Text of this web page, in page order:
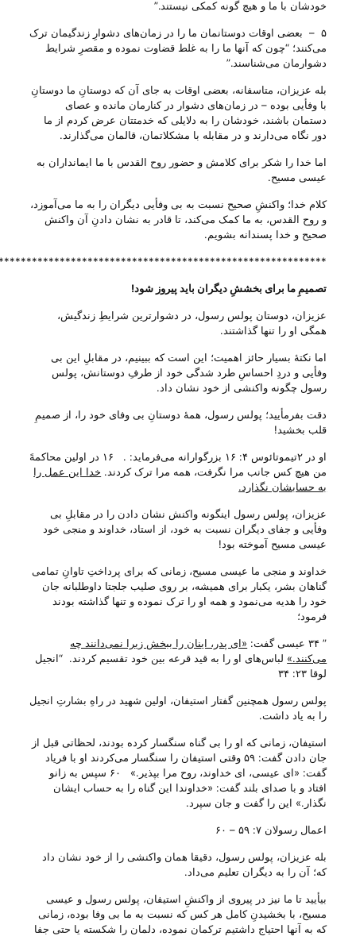
خودشان با ما و هیچ گونه کمکی نیستند.”
۵ – بعضی اوقات دوستانمان ما را در زمان‌های دشوارِ زندگیمان ترک
می‌‌کنند؛ “چون که آنها ما را به غلط قضاوت نموده و مقصرِ شرایط
دشوارمان می‌‌شناسند.”
بله عزیزان، متاسفانه، بعضی اوقات به جای آن که دوستانِ ما دوستانِ
با وفأیی بوده – در زمان‌های دشوار در کنارمان مانده و عصای
دستمان باشند، خودشان را به دلایلی که خدمتتان عرض کردم از ما
دور نگاه می‌‌دارند و در مقابله با مشکلاتمان، قالمان می‌‌گذارند.
اما خدا را شکر برای کلامش و حضور روح القدس با ما ایمانداران به
عیسی مسیح.
کلام خدا؛ واکنشِ صحیح نسبت به بی‌ وفأیی دیگران را به ما می‌‌آموزد،
و روح القدس، به ما کمک می‌‌کند، تا قادر به نشان دادنِ آن واکنش
صحیح و خدا پسندانه بشویم.
تصمیمِ ما برای بخششِ دیگران باید پیروز شود!
عزیزان، دوستان پولس رسول، در دشوار‌ترین شرایطِ زندگیش،
همگی او را تنها گذاشتند.
اما نکتهٔ بسیار حائز اهمیت؛ این است که ببینیم، در مقابلِ این بی‌
وفأیی و دردِ احساسِ طرد شدگی خود از طرفِ دوستانش، پولس
رسول چگونه واکنشی از خود نشان داد.
دقت بفرمأیید؛ پولس رسول، همهٔ دوستانِ بی‌ وفای خود را، از صمیمِ
قلب بخشید!
او در ۲تیموتائوس ۴: ۱۶ بزرگوارانه می‌‌فرماید: . ۱۶ در اولین محاکمهً
من هیچ کس جانب مرا نگرفت، همه مرا ترک کردند‌. خدا این عمل را
به حسابشان نگذارد‌.
عزیزان، پولس رسول اینگونه واکنش نشان دادن را در مقابلِ بی‌
وفأیی و جفای دیگران نسبت به خود، از استاد، خداوند و منجی خود
عیسی مسیح آموخته بود!
خداوند و منجی ما عیسی مسیح، زمانی که برای پرداختِ تاوانِ تمامی
گناهان بشر، یکبار برای همیشه، بر روی صلیب جلجتا داوطلبانه جان
خود را هدیه می‌‌نمود و همه او را ترک نموده و تنها گذاشته بودند
فرمود؛
” ۳۴ عیسی گفت:
«ای پدر، اینان را ببخش زیرا نمی‌دانند چه
می‌کنند‌‌.» لباس‌های او را به قید قرعه بین خود تقسیم کردند‌. “انجیل
لوقا ۲۳: ۳۴
پولس رسول همچنین گفتار استیفان، اولین شهید در راهِ بشارتِ انجیل
را به یاد داشت.
استیفان، زمانی که او را بی‌ گناه سنگسار کرده بودند، لحظاتی قبل از
جان دادن گفت: ۵۹ وقتی استیفان را سنگسار می‌کردند او با فریاد
گفت: «ای عیسی، ای خداوند، روح مرا بپذیر‌‌.» ۶۰ سپس به زانو
افتاد و با صدای بلند گفت: «خداوندا این گناه را به حساب ایشان
نگذار‌‌.» این را گفت و جان سپرد‌.
اعمال رسولان ۷: ۵۹ – ۶۰
بله عزیزان، پولس رسول، دقیقا همان واکنشی را از خود نشان داد
که؛ آن را به دیگران تعلیم می‌‌داد.
بیأیید تا ما نیز در پیروی از واکنشِ استیفان، پولس رسول و عیسی
مسیح، با بخشیدنِ کامل هر کس که نسبت به ما بی‌ وفا بوده، زمانی
که به آنها احتیاج داشتیم ترکمان نموده، دلمان را شکسته یا حتی جفا